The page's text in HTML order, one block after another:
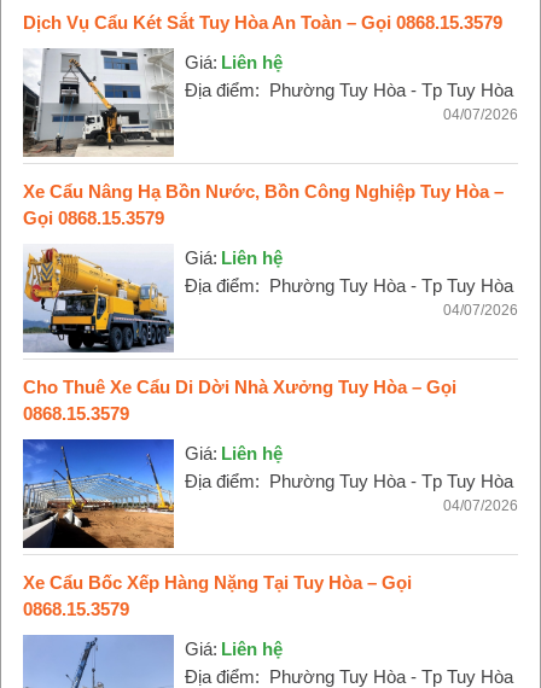
Dịch Vụ Cẩu Két Sắt Tuy Hòa An Toàn – Gọi 0868.15.3579
Giá: Liên hệ
Địa điểm: Phường Tuy Hòa - Tp Tuy Hòa
04/07/2026
Xe Cẩu Nâng Hạ Bồn Nước, Bồn Công Nghiệp Tuy Hòa –
Gọi 0868.15.3579
Giá: Liên hệ
Địa điểm: Phường Tuy Hòa - Tp Tuy Hòa
04/07/2026
Cho Thuê Xe Cẩu Di Dời Nhà Xưởng Tuy Hòa – Gọi
0868.15.3579
Giá: Liên hệ
Địa điểm: Phường Tuy Hòa - Tp Tuy Hòa
04/07/2026
Xe Cẩu Bốc Xếp Hàng Nặng Tại Tuy Hòa – Gọi
0868.15.3579
Giá: Liên hệ
Địa điểm: Phường Tuy Hòa - Tp Tuy Hòa